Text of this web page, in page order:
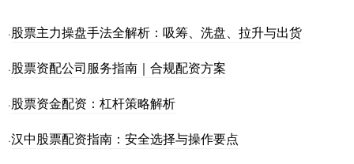
·股票主力操盘手法全解析：吸筹、洗盘、拉升与出货
·股票资配公司服务指南｜合规配资方案
·股票资金配资：杠杆策略解析
·汉中股票配资指南：安全选择与操作要点